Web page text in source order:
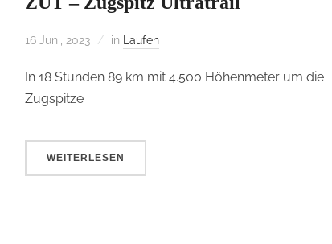
16 Juni, 2023 in Laufen
In 18 Stunden 89 km mit 4.500 Höhenmeter um die
Zugspitze
WEITERLESEN